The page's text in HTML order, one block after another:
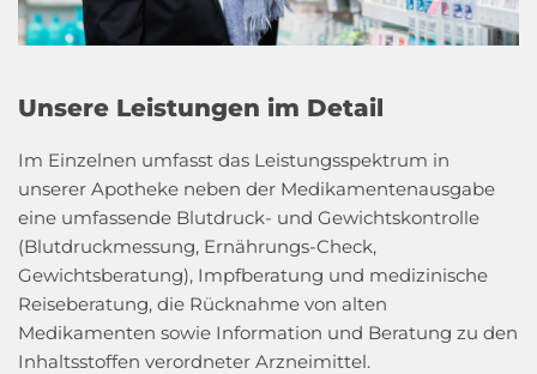
Unsere Leistungen im Detail
Im Einzelnen umfasst das Leistungsspektrum in
unserer Apotheke neben der Medikamentenausgabe
eine umfassende Blutdruck- und Gewichtskontrolle
(Blutdruckmessung, Ernährungs-Check,
Gewichtsberatung), Impfberatung und medizinische
Reiseberatung, die Rücknahme von alten
Medikamenten sowie Information und Beratung zu den
Inhaltsstoffen verordneter Arzneimittel.